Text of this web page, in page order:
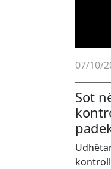
07/10/
Sot